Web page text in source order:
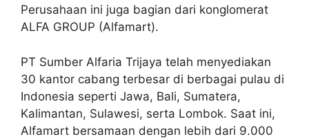
Perusahaan ini juga bagian dari konglomerat
ALFA GROUP (Alfamart).
PT Sumber Alfaria Trijaya telah menyediakan
30 kantor cabang terbesar di berbagai pulau di
Indonesia seperti Jawa, Bali, Sumatera,
Kalimantan, Sulawesi, serta Lombok. Saat ini,
Alfamart bersamaan dengan lebih dari 9.000